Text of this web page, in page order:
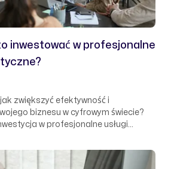
inwestować w profesjonalne
zwiększyć efektywność i
biznesu w cyfrowym świecie?
w profesjonalne usługi
wsparcie IT może przekształcić
zwiększając produktywność,